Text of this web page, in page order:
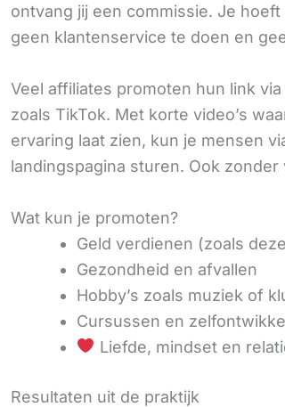
ontvang jij een commissie. Je
geen klantenservice te doen en
Veel affiliates promoten hun link
zoals TikTok. Met korte video’s
ervaring laat zien, kun je mensen
landingspagina sturen. Ook
Wat kun je promoten?
Geld verdienen (zoals
Gezondheid en afvallen
Hobby’s zoals muziek of
Cursussen en
Liefde, mindset en
Resultaten uit de praktijk